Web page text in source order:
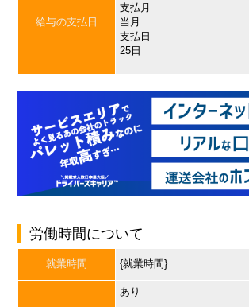
給与の支払日
支払月
当月
支払日
25日
労働時間について
就業時間 {就業時間}
あり